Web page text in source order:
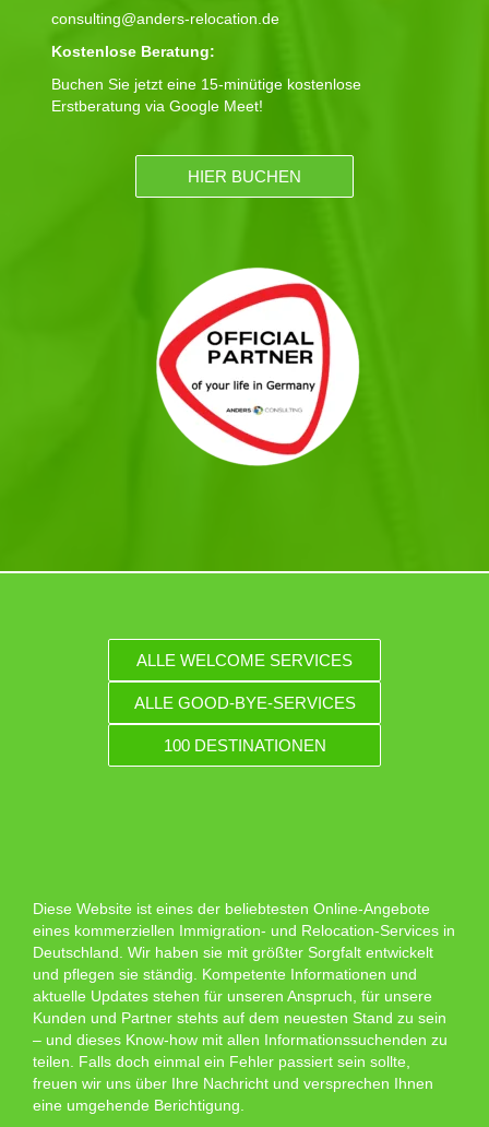
consulting@anders-relocation.de
Kostenlose Beratung:
Buchen Sie jetzt eine 15-minütige kostenlose
Erstberatung via Google Meet!
HIER BUCHEN
ALLE WELCOME SERVICES
ALLE GOOD-BYE-SERVICES
100 DESTINATIONEN
Diese Website ist eines der beliebtesten Online-Angebote
eines kommerziellen Immigration- und Relocation-Services in
Deutschland. Wir haben sie mit größter Sorgfalt entwickelt
und pflegen sie ständig. Kompetente Informationen und
aktuelle Updates stehen für unseren Anspruch, für unsere
Kunden und Partner stehts auf dem neuesten Stand zu sein
– und dieses Know-how mit allen Informationssuchenden zu
teilen. Falls doch einmal ein Fehler passiert sein sollte,
freuen wir uns über Ihre Nachricht und versprechen Ihnen
eine umgehende Berichtigung.